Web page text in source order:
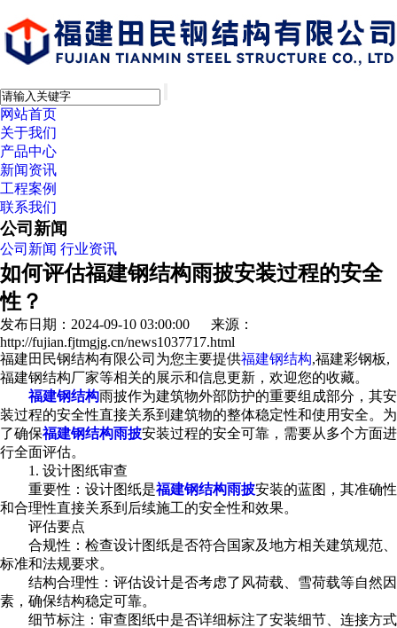
网站首页
关于我们
产品中心
新闻资讯
工程案例
联系我们
公司新闻
公司新闻 行业资讯
如何评估福建钢结构雨披安装过程的安全
性？
发布日期：2024-09-10 03:00:00 来源：
http://fujian.fjtmgjg.cn/news1037717.html
福建田民钢结构有限公司为您主要提供福建钢结构,福建彩钢板,
福建钢结构厂家等相关的展示和信息更新，欢迎您的收藏。
福建钢结构雨披作为建筑物外部防护的重要组成部分，其安
装过程的安全性直接关系到建筑物的整体稳定性和使用安全。为
了确保福建钢结构雨披安装过程的安全可靠，需要从多个方面进
行全面评估。
1. 设计图纸审查
重要性：设计图纸是福建钢结构雨披安装的蓝图，其准确性
和合理性直接关系到后续施工的安全性和效果。
评估要点
合规性：检查设计图纸是否符合国家及地方相关建筑规范、
标准和法规要求。
结构合理性：评估设计是否考虑了风荷载、雪荷载等自然因
素，确保结构稳定可靠。
细节标注：审查图纸中是否详细标注了安装细节、连接方式